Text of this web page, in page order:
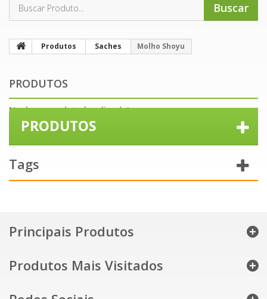
Buscar
Produtos Saches Molho Shoyu
PRODUTOS
Nenhum produto localizado!
PRODUTOS
Tags
Principais Produtos
Produtos Mais Visitados